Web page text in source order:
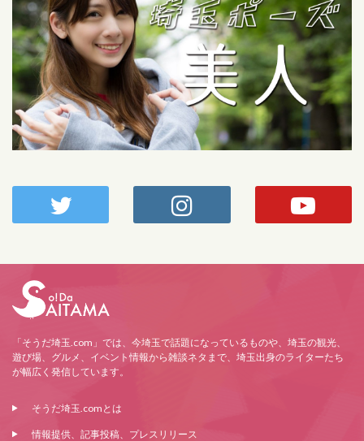
「そうだ埼玉.com」では、今埼玉で話題になっているものや、埼玉の観光、
遊び場、グルメ、イベント情報から雑談ネタまで、埼玉出身のライターたち
が幅広く発信しています。
そうだ埼玉.comとは
情報提供、記事投稿、プレスリリース